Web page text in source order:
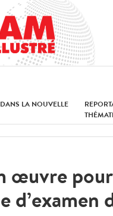
LA NOUVELLE
œuvre
d’examen